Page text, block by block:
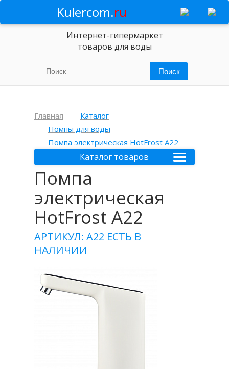
Kulercom.ru
Интернет-гипермаркет
товаров для воды
Главная
Каталог
Помпы для воды
Помпа электрическая HotFrost A22
Каталог товаров
Помпа
электрическая
HotFrost A22
АРТИКУЛ: А22 ЕСТЬ В
НАЛИЧИИ